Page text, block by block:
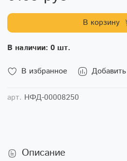
В избранное
арт. НФД-00008250
В корзину
В наличии: 0 шт.
Описание